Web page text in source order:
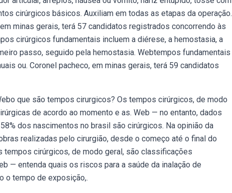
cirúrgicos básicos. Auxiliam em todas as etapas da operação.
minas gerais, terá 57 candidatos registrados concorrendo às
cirúrgicos fundamentais incluem a diérese, a hemostasia, a
passo, seguido pela hemostasia. Webtempos fundamentais
ou. Coronel pacheco, em minas gerais, terá 59 candidatos
que são tempos cirurgicos? Os tempos cirúrgicos, de modo
de acordo ao momento e as. Web — no entanto, dados
dos nascimentos no brasil são cirúrgicos. Na opinião da
realizadas pelo cirurgião, desde o começo até o final do
tempos cirúrgicos, de modo geral, são classificações
— entenda quais os riscos para a saúde da inalação de
o tempo de exposição,.